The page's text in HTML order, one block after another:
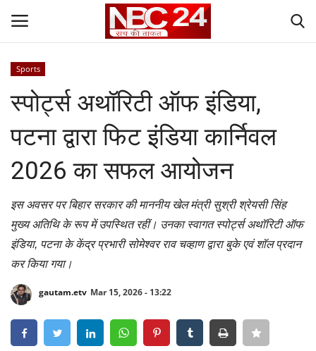
Gallery
World
State
Politics
Crime
Sports
स्पोर्ट्स अथॉरिटी ऑफ इंडिया,
पटना द्वारा फिट इंडिया कार्निवल
2026 का सफल आयोजन
इस अवसर पर बिहार सरकार की माननीय खेल मंत्री सुश्री श्रेयसी सिंह
मुख्य अतिथि के रूप में उपस्थित रहीं। उनका स्वागत स्पोर्ट्स अथॉरिटी ऑफ
इंडिया, पटना के केंद्र प्रभारी सोमेश्वर राव चव्हाण द्वारा बुके एवं शॉल प्रदान
कर किया गया।
gautam.etv Mar 15, 2026 - 13:22